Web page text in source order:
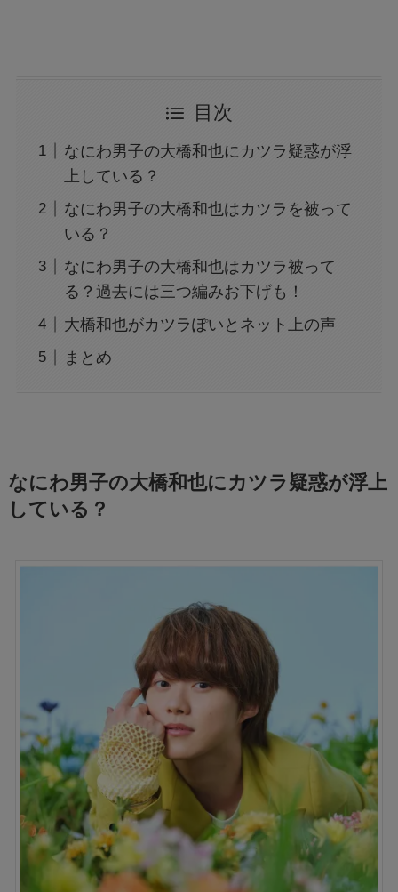
目次
なにわ男子の大橋和也にカツラ疑惑が浮
上している？
なにわ男子の大橋和也はカツラを被って
いる？
なにわ男子の大橋和也はカツラ被って
る？過去には三つ編みお下げも！
大橋和也がカツラぽいとネット上の声
まとめ
なにわ男子の大橋和也にカツラ疑惑が浮上
している？